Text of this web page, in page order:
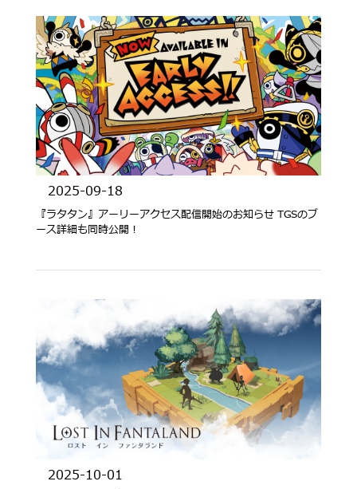
2025-09-18
『ラタタン』アーリーアクセス配信開始のお知らせ TGSのブ
ース詳細も同時公開！
2025-10-01